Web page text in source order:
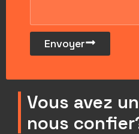
Vous avez
nous
Envoyer